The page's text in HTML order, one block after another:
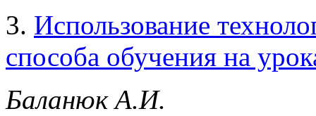
3. Использование
способа обучения на
Баланюк А.И.